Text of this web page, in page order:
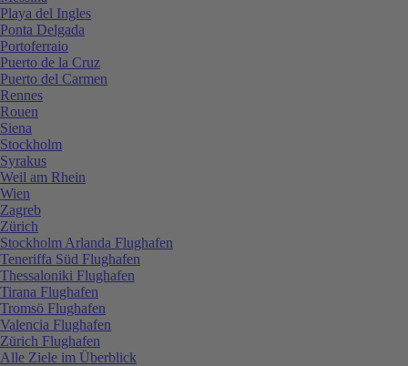
Playa del Ingles
Ponta Delgada
Portoferraio
Puerto de la Cruz
Puerto del Carmen
Rennes
Rouen
Siena
Stockholm
Syrakus
Weil am Rhein
Wien
Zagreb
Zürich
Stockholm Arlanda Flughafen
Teneriffa Süd Flughafen
Thessaloniki Flughafen
Tirana Flughafen
Tromsö Flughafen
Valencia Flughafen
Zürich Flughafen
Alle Ziele im Überblick